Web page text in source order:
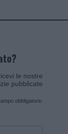
le nostre
pubblicate
obbligatorio